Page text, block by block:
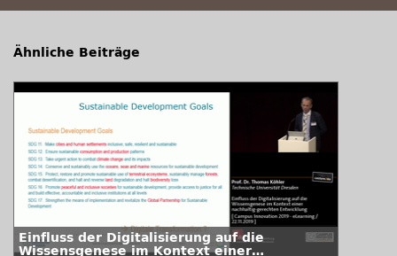
Ähnliche Beiträge
Einfluss der Digitalisierung auf die
Wissensgenese im Kontext einer